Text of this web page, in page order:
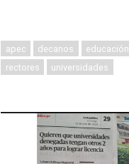
apec decanos educación
rectores
universidades